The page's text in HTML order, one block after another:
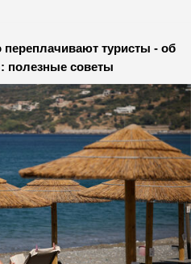
туристы - об
полезные советы